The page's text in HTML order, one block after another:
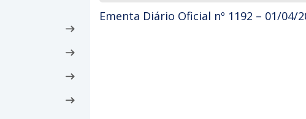
Ementa Diário Oficial nº 1192 – 01/04/